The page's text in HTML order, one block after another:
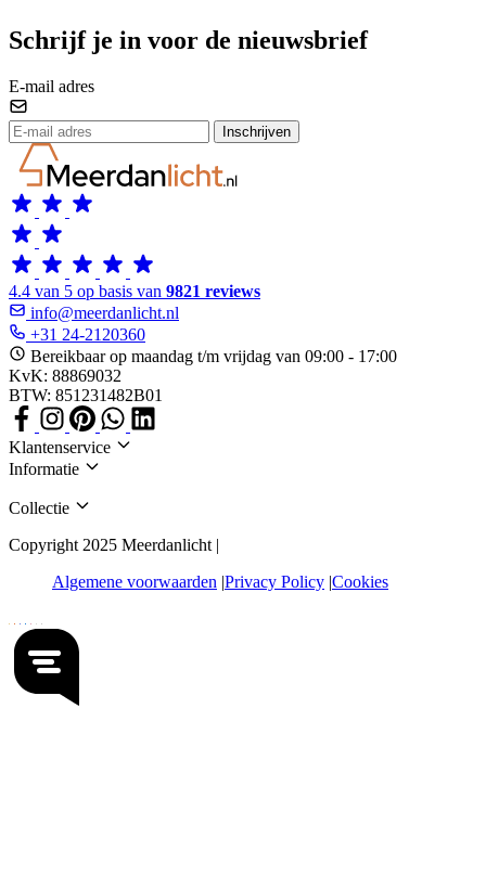
Schrijf je in voor de nieuwsbrief
E-mail adres
Inschrijven
4.4 van 5 op basis van 9821 reviews
info@meerdanlicht.nl
+31 24-2120360
Bereikbaar op maandag t/m vrijdag van 09:00 - 17:00
KvK: 88869032
BTW: 851231482B01
Klantenservice
Informatie
Collectie
Copyright 2025 Meerdanlicht |
Algemene voorwaarden Privacy Policy Cookies